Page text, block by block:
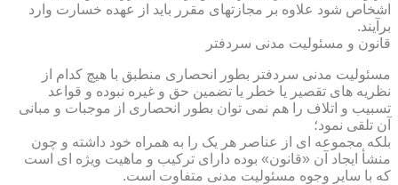
اشخاص شود علاوه بر مجازتهای مقرر باید از عهده خسارت وارد
برآیند.
قانون و مسئولیت مدنی سردفتر
مسئولیت مدنی سردفتر بطور انحصاری منطبق با هیچ کدام از
نظریه های تقصیر یا خطر یا تضمین حق و غیره نبوده و قواعد
تسبیب و اتلاف را هم نمی توان بطور انحصاری از موجبات و مبانی
آن تلقی نمود؛
بلکه مجموعه ای از عناصر هر یک را به همراه خود داشته و چون
منشأ ایجاد آن «قانون» بوده دارای ترکیب و ماهیت ویژه ای است
که با سایر وجوه مسئولیت مدنی متفاوت است.